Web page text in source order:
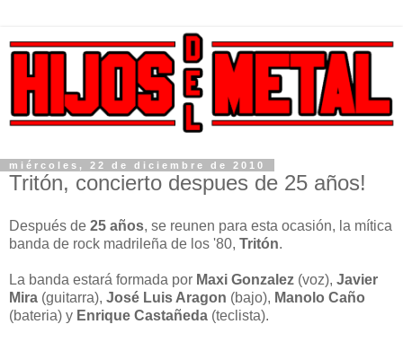
miércoles, 22 de diciembre de 2010
Tritón, concierto despues de 25 años!
Después de 25 años, se reunen para esta ocasión, la mítica
banda de rock madrileña de los '80, Tritón.
La banda estará formada por Maxi Gonzalez (voz), Javier
Mira (guitarra), José Luis Aragon (bajo), Manolo Caño
(bateria) y Enrique Castañeda (teclista).